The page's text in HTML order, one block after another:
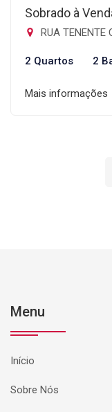
Sobrado à
RUA TENENTE
2 Quartos 2
Mais informações
Menu
Início
Sobre Nós